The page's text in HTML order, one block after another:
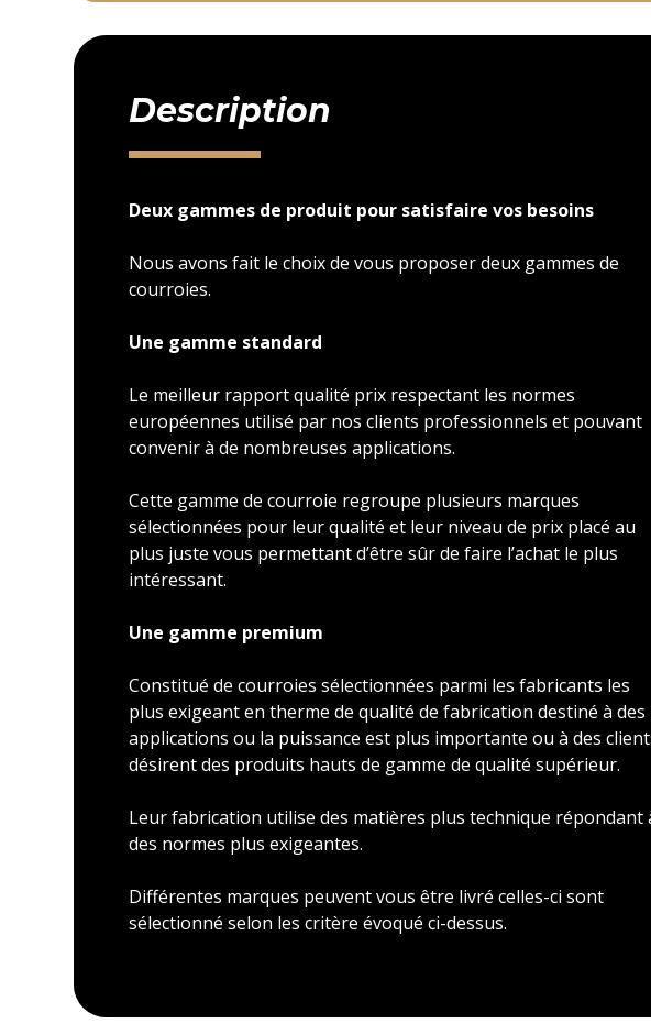
Description
Deux gammes de produit pour satisfaire vos besoins
Nous avons fait le choix de vous proposer deux gammes de
courroies.
Une gamme standard
Le meilleur rapport qualité prix respectant les normes
européennes utilisé par nos clients professionnels et pouvant
convenir à de nombreuses applications.
Cette gamme de courroie regroupe plusieurs marques
sélectionnées pour leur qualité et leur niveau de prix placé au
plus juste vous permettant d’être sûr de faire l’achat le plus
intéressant.
Une gamme premium
Constitué de courroies sélectionnées parmi les fabricants les
plus exigeant en therme de qualité de fabrication destiné à des
applications ou la puissance est plus importante ou à des
désirent des produits hauts de gamme de qualité supérieur.
Leur fabrication utilise des matières plus technique répondant
des normes plus exigeantes.
Différentes marques peuvent vous être livré celles-ci sont
sélectionné selon les critère évoqué ci-dessus.